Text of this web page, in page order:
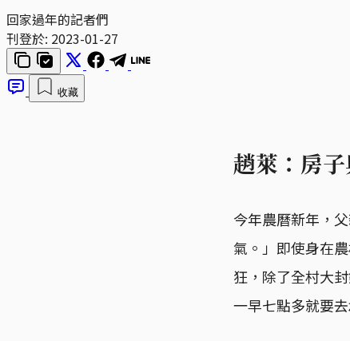
回家過年的記者們
刊登於: 2023-01-27
收藏
趙萊：房
今年農曆新年，
氣。」即使身在
狂，除了全村大
一早七點多就要